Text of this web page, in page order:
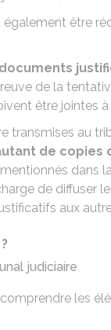
être
documents
de la
être jointes
transmises au
de copies
mentionnés dans
de diffuser
aux
judiciaire
les